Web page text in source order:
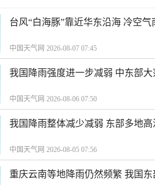
台风“白海豚”靠近华东沿海 冷空
中国天气网 2026-08-07 07:45
我国降雨强度进一步减弱 中东部
中国天气网 2026-08-06 07:50
我国降雨整体减少减弱 东部多地
中国天气网 2026-08-05 07:56
重庆云南等地降雨仍然频繁 我国